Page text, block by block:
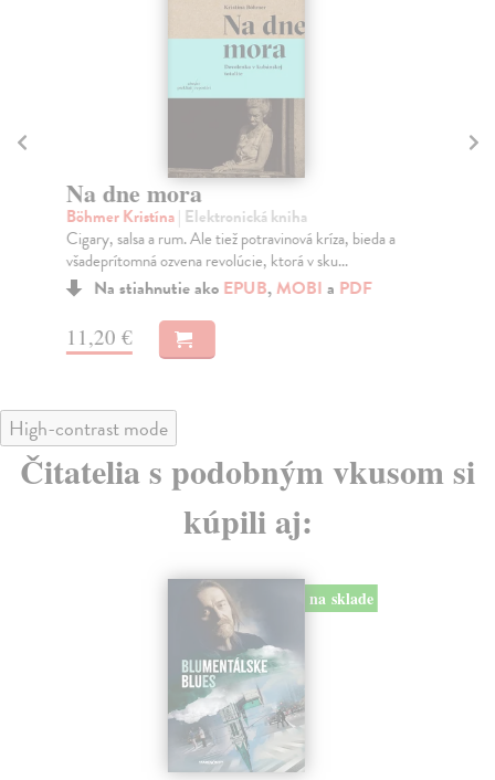
Na dne mora
Böhmer Kristína| Elektronická kniha
Cigary, salsa a rum. Ale tiež potravinová kríza, bieda a
všadeprítomná ozvena revolúcie, ktorá v sku...
Na stiahnutie ako EPUB,MOBI a PDF
11,20 €
High-contrast mode
Čitatelia s podobným vkusom si
kúpili aj:
na sklade